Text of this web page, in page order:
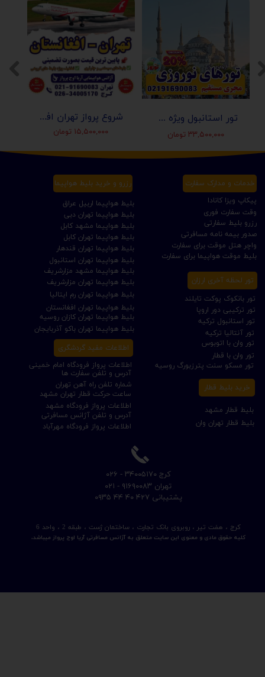
شروع پرواز تهران افغانستان (کابل-مزارشریف-هرات-قندهار)
۱۵,۵۰۰,۰۰۰ تومان
تور استانبول ویژه عید نوروز 1405 | مجری مستقیم ✈️
۳۳,۵۰۰,۰۰۰ تومان
کلیه حقوق مادی و معنوی این سایت متعلق به آژانس مسافرتی آریا اوج پرواز میباشد.
​تهران ۹۱۶۹۰۰۸۳ - ۰۲۱
کرج ، هفت تیر ، روبروی بانک تجارت ، ساختمان ژست ، طبقه 2 ، واحد 6
​کرج ۳۴۰۰۵۱۷۰ - ۰۲۶
​پشتیبانی ۴۲۷ ۴۰ ۴۴ ۰۹۳۵
تور ترکیبی دور اروپا
رزرو بلیط سفارتی
پیکاپ ویزا کانادا
بلیط هواپیما تهران کابل
بلیط هواپیما تهران مزارشریف
بلیط هواپیما مشهد کابل
بلیط هواپیما تهران قندهار
بلیط هواپیما تهران افغانستان
بلیط هواپیما مشهد مزارشریف
بلیط قطار تهران وان
بلیط قطار مشهد
بلیط موقت هواپیما برای سفارت
واچر هتل موقت برای سفارت
بلیط هواپیما تهران رم ایتالیا
اطلاعات پرواز فرودگاه امام خمینی
بلیط هواپیما تهران دبی
بلیط هواپیما تهران باکو آذربایجان
بلیط هواپیما تهران استانبول
بلیط هواپیما تهران کازان روسیه
بلیط هواپیما اربیل عراق
صدور بیمه نامه مسافرتی
تور آنتالیا ترکیه
تور استانبول ترکیه
تور مسکو سنت پترزبورگ روسیه
تور وان با قطار
تور بانکوک پوکت تایلند
تور وان با اتوبوس
ساعت حرکت قطار تهران مشهد
خرید بلیط قطار
خدمات و مدارک سفارت رزرو و خرید بلیط هواپیما
تور لحظه آخری ارزان
شماره تلفن راه آهن تهران
وقت سفارت فوری
اطلاعات پرواز فرودگاه مهرآباد
اطلاعات پرواز فرودگاه مشهد
آدرس و تلفن سفارت ها
آدرس و تلفن آژانس مسافرتی
اطلاعات مفید گردشگری